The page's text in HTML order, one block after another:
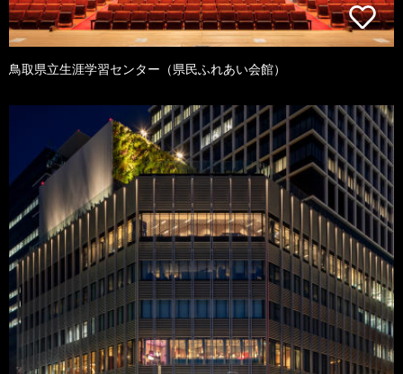
鳥取県立生涯学習センター（県民ふれあい会館）